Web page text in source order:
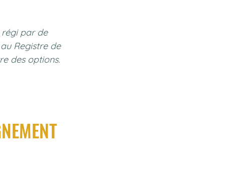
régi par de
Registre de
des options.